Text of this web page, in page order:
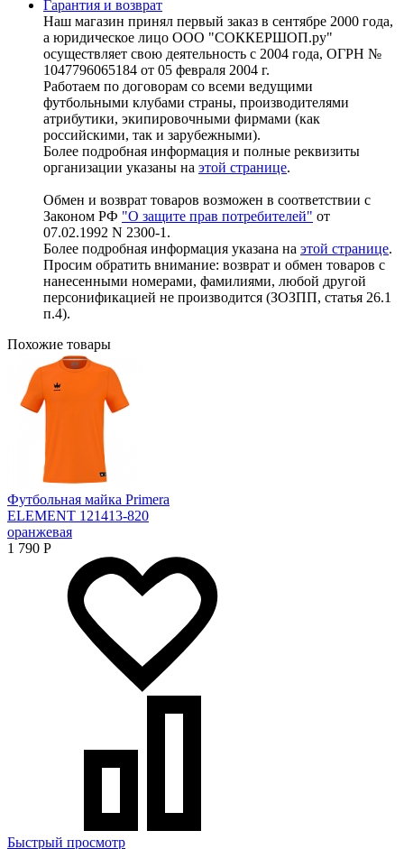
Гарантия и возврат
Наш магазин принял первый заказ в сентябре 2000 года,
а юридическое лицо ООО "СОККЕРШОП.ру"
осуществляет свою деятельность с 2004 года, ОГРН №
1047796065184 от 05 февраля 2004 г.
Работаем по договорам со всеми ведущими
футбольными клубами страны, производителями
атрибутики, экипировочными фирмами (как
российскими, так и зарубежными).
Более подробная информация и полные реквизиты
организации указаны на этой странице.
Обмен и возврат товаров возможен в соответствии с
Законом РФ "О защите прав потребителей" от
07.02.1992 N 2300-1.
Более подробная информация указана на этой странице.
Просим обратить внимание: возврат и обмен товаров с
нанесенными номерами, фамилиями, любой другой
персонификацией не производится (ЗОЗПП, статья 26.1
п.4).
Похожие товары
Футбольная майка Primera
ELEMENT 121413-820
оранжевая
1 790 Р
Быстрый просмотр